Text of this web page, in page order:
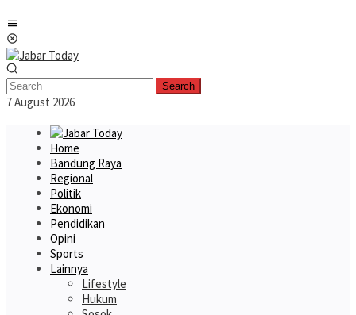
to
content
Search
7 August 2026
Home
Bandung Raya
Regional
Politik
Ekonomi
Pendidikan
Opini
Sports
Lainnya
Lifestyle
Hukum